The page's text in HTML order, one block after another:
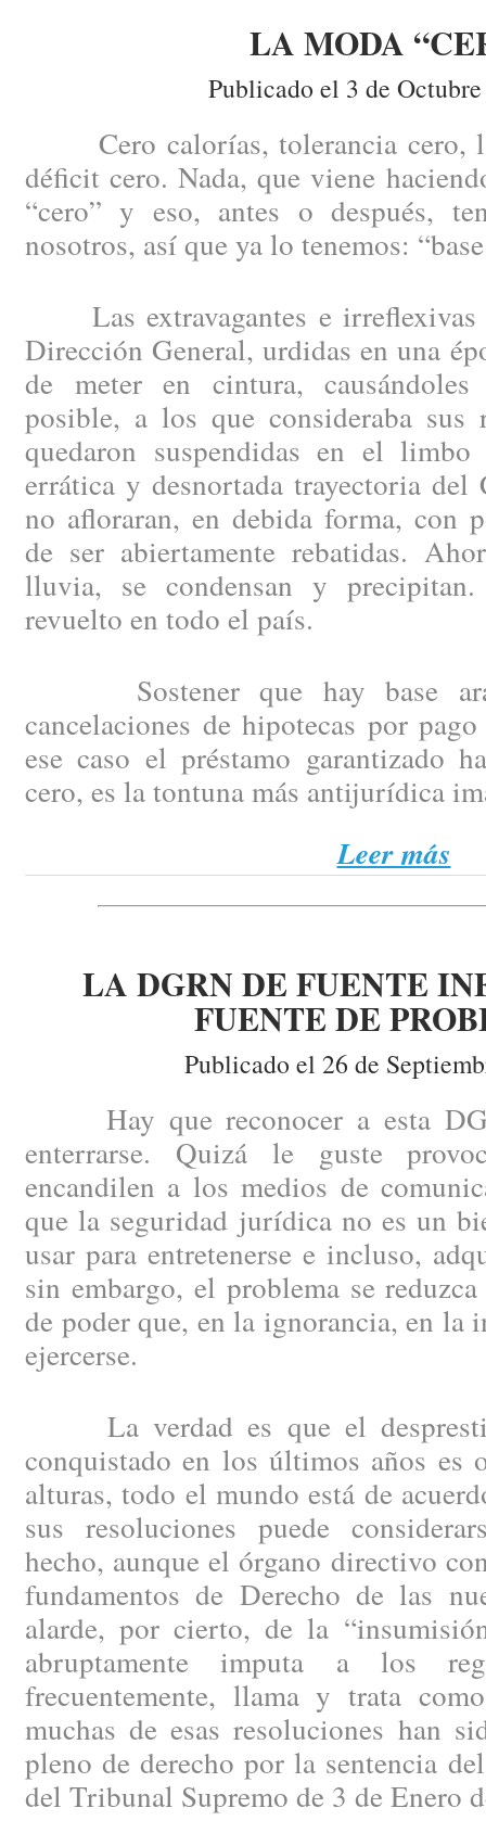
LA MODA
Publicado el 3 de
Cero calorías, tolerancia cero,
déficit cero. Nada, que viene
“cero” y eso, antes o después,
nosotros, así que ya lo tenemos:
Las extravagantes e irreflexivas
Dirección General, urdidas en una
de meter en cintura,
posible, a los que consideraba sus
quedaron suspendidas en el
errática y desnortada trayectoria
no afloraran, en debida forma, con
de ser abiertamente rebatidas.
lluvia, se condensan y
revuelto en todo el país.
Sostener que hay base
cancelaciones de hipotecas por
ese caso el préstamo garantizado
cero, es la tontuna más antijurídica
Leer más
LA DGRN DE FUENTE
FUENTE DE
Publicado el 26 de
Hay que reconocer a esta
enterrarse. Quizá le guste
encandilen a los medios de
que la seguridad jurídica no es un
usar para entretenerse e incluso,
sin embargo, el problema se
de poder que, en la ignorancia, en la
ejercerse.
La verdad es que el
conquistado en los últimos años es
alturas, todo el mundo está de
sus resoluciones puede
hecho, aunque el órgano directivo
fundamentos de Derecho de las
alarde, por cierto, de la
abruptamente imputa a los
frecuentemente, llama y trata
muchas de esas resoluciones han
pleno de derecho por la sentencia
del Tribunal Supremo de 3 de Enero